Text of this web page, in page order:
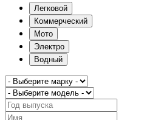
Легковой
Коммерческий
Мото
Электро
Водный